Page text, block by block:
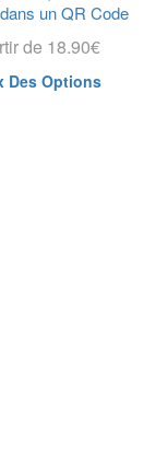
un QR Code
de 18.90€
Des Options